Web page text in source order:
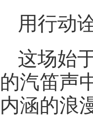
用行动
这场始
的汽笛声
内涵的浪